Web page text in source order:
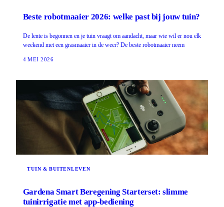
Beste robotmaaier 2026: welke past bij jouw tuin?
De lente is begonnen en je tuin vraagt om aandacht, maar wie wil er nou elk
weekend met een grasmaaier in de weer? De beste robotmaaier neem
4 MEI 2026
TUIN & BUITENLEVEN
Gardena Smart Beregening Starterset: slimme
tuinirrigatie met app-bediening